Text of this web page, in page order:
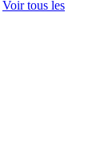
Voir tous les